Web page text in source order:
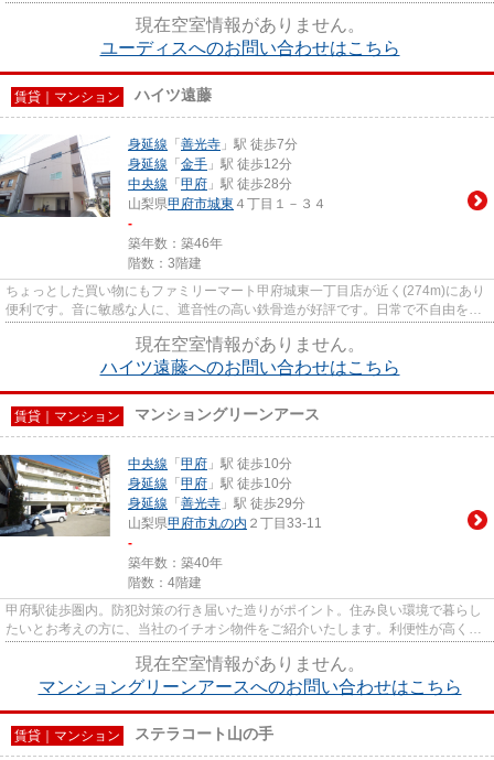
現在空室情報がありません。
ユーディスへのお問い合わせはこちら
賃貸｜マンション ハイツ遠藤
身延線 「 善光寺 」駅 徒歩7分
身延線 「 金手 」駅 徒歩12分
中央線 「 甲府 」駅 徒歩28分
山梨県甲府市城東 ４丁目１－３４
-
築年数：築46年
階数：3階建
ちょっとした買い物にもファミリーマート甲府城東一丁目店が近く(274m)にあり
便利です。音に敏感な人に、遮音性の高い鉄骨造が好評です。日常で不自由を感
現在空室情報がありません。
ハイツ遠藤へのお問い合わせはこちら
賃貸｜マンション マンショングリーンアース
中央線 「 甲府 」駅 徒歩10分
身延線 「 甲府 」駅 徒歩10分
身延線 「 善光寺 」駅 徒歩29分
山梨県甲府市丸の内 ２丁目33-11
-
築年数：築40年
階数：4階建
甲府駅徒歩圏内。防犯対策の行き届いた造りがポイント。住み良い環境で暮らし
たいとお考えの方に、当社のイチオシ物件をご紹介いたします。利便性が高く、
現在空室情報がありません。
マンショングリーンアースへのお問い合わせはこちら
賃貸｜マンション ステラコート山の手